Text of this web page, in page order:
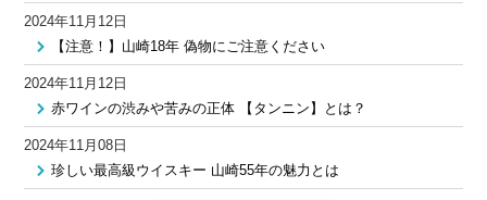
2024年11月12日
【注意！】山崎18年 偽物にご注意ください
2024年11月12日
赤ワインの渋みや苦みの正体 【タンニン】とは？
2024年11月08日
珍しい最高級ウイスキー 山崎55年の魅力とは